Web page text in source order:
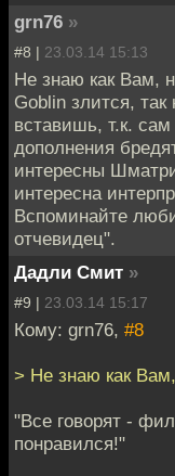
grn76 »
#8 | 23.03.14 15:13
Не знаю как Вам,
Goblin злится, так
вставишь, т.к.
дополнения
интересны
интересна
Вспоминайте
отчевидец".
Дадли Смит »
#9 | 23.03.14 15:17
Кому: grn76, #8
> Не знаю как
"Все говорят -
понравился!"